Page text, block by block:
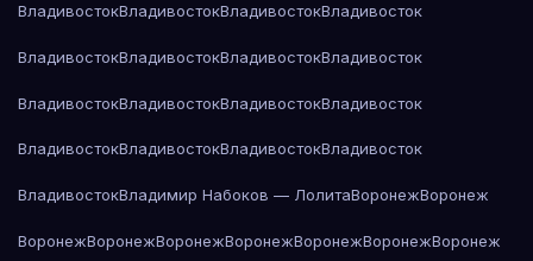
ВладивостокВладивостокВладивостокВладивосток
ВладивостокВладивостокВладивостокВладивосток
ВладивостокВладивостокВладивостокВладивосток
ВладивостокВладивостокВладивостокВладивосток
ВладивостокВладимир Набоков — ЛолитаВоронежВоронеж
ВоронежВоронежВоронежВоронежВоронежВоронежВоронеж